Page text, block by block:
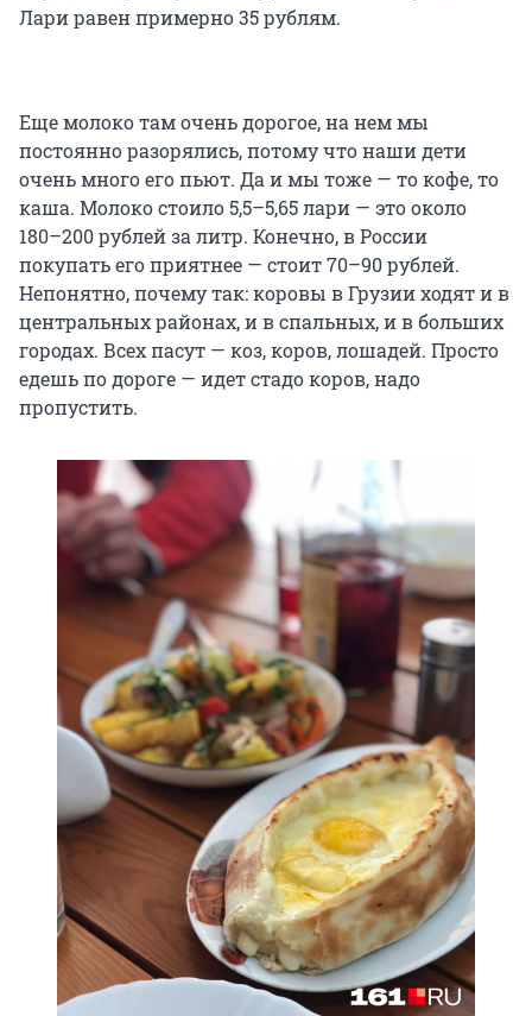
Лари равен примерно 35 рублям.
Еще молоко там очень дорогое, на нем мы
постоянно разорялись, потому что наши дети
очень много его пьют. Да и мы тоже — то кофе, то
каша. Молоко стоило 5,5–5,65 лари — это около
180–200 рублей за литр. Конечно, в России
покупать его приятнее — стоит 70–90 рублей.
Непонятно, почему так: коровы в Грузии ходят и в
центральных районах, и в спальных, и в больших
городах. Всех пасут — коз, коров, лошадей. Просто
едешь по дороге — идет стадо коров, надо
пропустить.